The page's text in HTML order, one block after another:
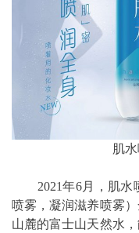
肌
2021年6月，肌水
喷雾，凝润滋养喷雾
山麓的富士山天然水